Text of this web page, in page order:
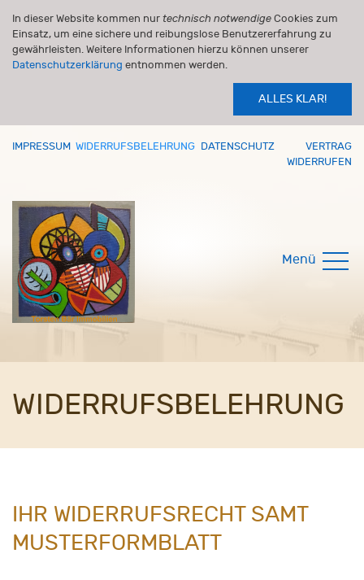
In dieser Website kommen nur technisch notwendige Cookies zum
Einsatz, um eine sichere und reibungslose Benutzererfahrung zu
gewährleisten. Weitere Informationen hierzu können unserer
Datenschutzerklärung entnommen werden.
ALLES KLAR!
IMPRESSUM WIDERRUFSBELEHRUNG DATENSCHUTZ
VERTRAG
WIDERRUFEN
Menü
WIDERRUFSBELEHRUNG
IHR WIDERRUFSRECHT SAMT
MUSTERFORMBLATT